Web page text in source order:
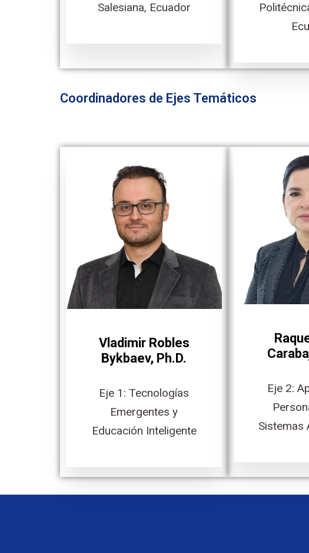
Salesiana, Ecuador
Coordinadores de Ejes Temáticos
Vladimir Robles
Bykbaev, Ph.D.
Eje 1: Tecnologías
Emergentes y
Educación Inteligente
Eje 2:
Sistemas